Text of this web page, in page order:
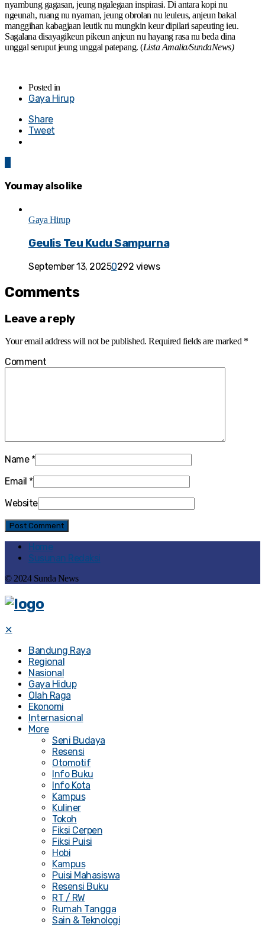
nyambung gagasan, jeung ngalegaan inspirasi. Di antara kopi nu
ngeunah, ruang nu nyaman, jeung obrolan nu leuleus, anjeun bakal
manggihan kabagjaan leutik nu mungkin keur dipilari sapeuting ieu.
Sagalana disayagikeun pikeun anjeun nu hayang rasa nu beda dina
unggal seruput jeung unggal patepang. (Lista Amalia/SundaNews)
Posted in
Gaya Hirup
Share
Tweet
You may also like
Gaya Hirup
Geulis Teu Kudu Sampurna
September 13, 20250292 views
Comments
Leave a reply
Your email address will not be published. Required fields are marked *
Comment
Name *
Email *
Website
Home
Susunan Redaksi
© 2024 Sunda News
✕
Bandung Raya
Regional
Nasional
Gaya Hidup
Olah Raga
Ekonomi
Internasional
More
Seni Budaya
Resensi
Otomotif
Info Buku
Info Kota
Kampus
Kuliner
Tokoh
Fiksi Cerpen
Fiksi Puisi
Hobi
Kampus
Puisi Mahasiswa
Resensi Buku
RT / RW
Rumah Tangga
Sain & Teknologi